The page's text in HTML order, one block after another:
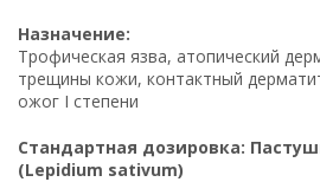
Назначение:
Трофическая язва, атопический
трещины кожи, контактный
ожог I степени
Стандартная дозировка:
(Lepidium sativum)